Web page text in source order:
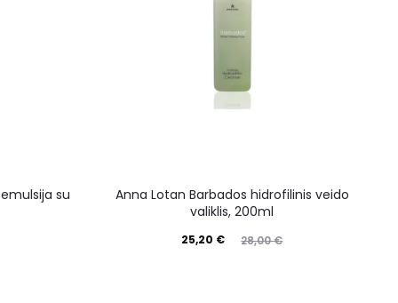
su
Anna Lotan Barbados hidrofilinis veido
valiklis, 200ml
28,00€
25,20 €